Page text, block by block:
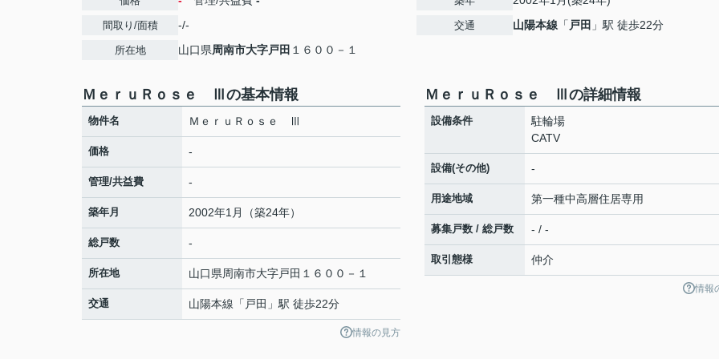
間取り/面積 -/-
所在地 山口県周南市大字戸田 １６００－１
交通 山陽本線 「 戸田 」駅 徒歩22分
ＭｅｒｕＲｏｓｅ Ⅲの基本情報
物件名 ＭｅｒｕＲｏｓｅ Ⅲ
価格 -
管理/共益費 -
築年月 2002年1月（築24年）
総戸数 -
所在地 山口県周南市大字戸田 １６００－１
交通 山陽本線 「 戸田 」駅 徒歩22分
情報の見方
ＭｅｒｕＲｏｓｅ Ⅲの詳細情報
設備条件
駐輪場
CATV
設備(その他) -
用途地域 第一種中高層住居専用
募集戸数 / 総戸数 - / -
取引態様 仲介
情報